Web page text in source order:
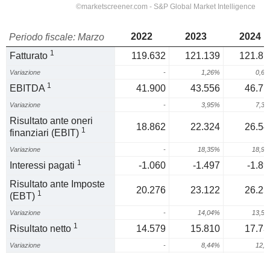
Periodo fiscale: Marzo 2022 2023
2024
Fatturato 1 119.632 121.139
Variazione - 1,26%
EBITDA 1 41.900 43.556
Variazione - 3,95%
Risultato ante oneri
finanziari (EBIT) 1 18.862 22.324
Variazione - 18,35%
Interessi pagati 1 -1.060 -1.497
-
Risultato ante Imposte
(EBT) 1 20.276 23.122
Variazione - 14,04%
Risultato netto 1 14.579 15.810
Variazione - 8,44%